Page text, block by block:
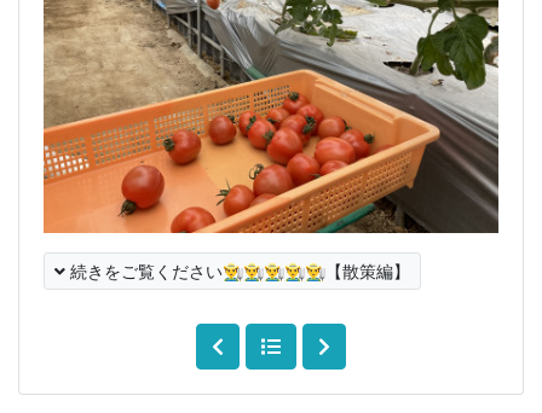
続きをご覧ください👨‍🌾👨‍🌾👨‍🌾👨‍🌾👨‍🌾【散策編】